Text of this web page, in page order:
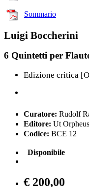
Sommario
Luigi Boccherini
6 Quintetti per
Edizione critica
Curatore: Rudolf
Editore: Ut Orpheus
Codice: BCE 12
Disponibile
€ 200,00